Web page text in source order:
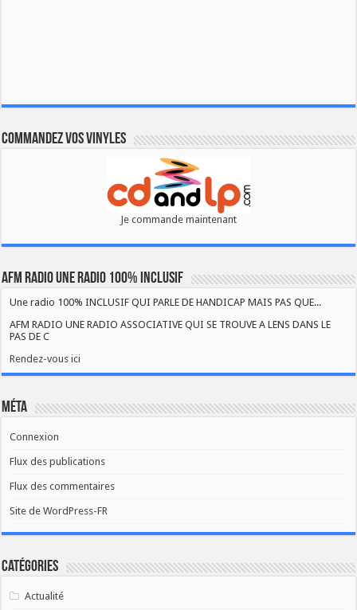
Commandez vos vinyles
Je commande maintenant
AFM RADIO UNE RADIO 100% INCLUSIF
Une radio 100% INCLUSIF QUI PARLE DE HANDICAP MAIS PAS QUE...
AFM RADIO UNE RADIO ASSOCIATIVE QUI SE TROUVE A LENS DANS LE
PAS DE C
Rendez-vous ici
Méta
Connexion
Flux des publications
Flux des commentaires
Site de WordPress-FR
Catégories
Actualité